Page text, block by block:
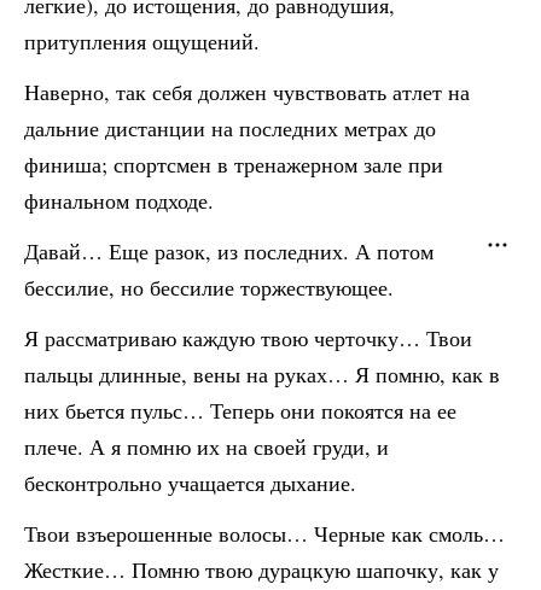
притупления ощущений.
Наверно, так себя должен чувствовать атлет на
дальние дистанции на последних метрах до
финиша; спортсмен в тренажерном зале при
финальном подходе.
Давай… Еще разок, из последних. А потом
бессилие, но бессилие торжествующее.
Я рассматриваю каждую твою черточку… Твои
пальцы длинные, вены на руках… Я помню, как в
них бьется пульс… Теперь они покоятся на ее
плече. А я помню их на своей груди, и
бесконтрольно учащается дыхание.
Твои взъерошенные волосы… Черные как смоль…
Жесткие… Помню твою дурацкую шапочку, как у